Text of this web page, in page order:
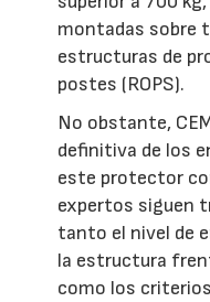
montadas sobre
estructuras de
postes (ROPS).
No obstante,
definitiva de los
este protector
expertos siguen
tanto el nivel de
la estructura
como los